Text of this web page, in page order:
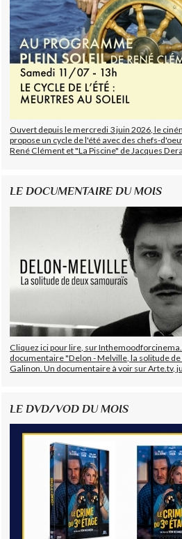
Ouvert depuis le mercredi 3 juin 2026, le
propose un cycle de l'été avec des chefs-
René Clément et "La Piscine" de Jacques
LE DOCUMENTAIRE DU MOIS
Cliquez ici pour lire, sur
documentaire "Delon - Melville, la solitude
Galinon. Un documentaire à voir sur Arte.tv,
LE DVD/VOD DU MOIS